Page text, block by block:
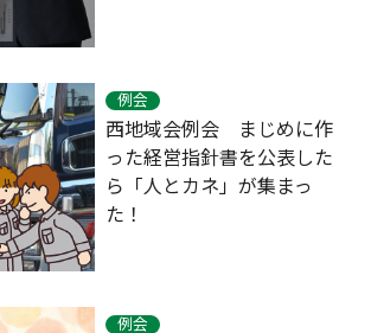
例会
西地域会例会 まじめに作
った経営指針書を公表した
ら「人とカネ」が集まっ
た！
例会